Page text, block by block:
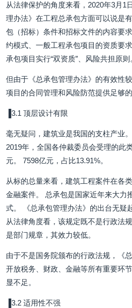
从法律保护的角度来看，2020年3月1
理办法》在工程总承包方面可以说是
包（招标）条件和招标文件的内容要
约模式、一般工程承包项目的资质要
承包项目实行“双资质”、风险共担原则
但由于《总承包管理办法》的有效性
项目的合同管理和风险防范提供足够的
▐3.1 顶层设计有限
毫无疑问，建筑业是我国的支柱产业
2019年，全国各仲裁委员会受理的此
元。 7598亿元，占比13.91%。
从标的总量来看，建筑工程案件在各
金融案件。 总承包是国家近年来大力
式。 《总承包管理办法》的出台无疑
从法律角度看，该规定既不是行政法
是部门规章，其效力较低。
由于不是国务院颁布的行政法规，《
开放税务、财政、金融等所有重要环
显不足。
▐3.2 适用性不强